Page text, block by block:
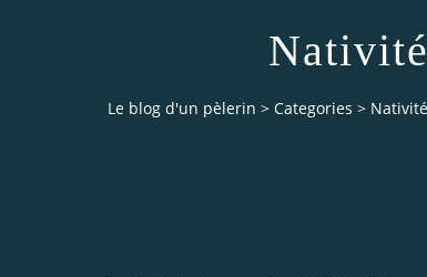
Le blog d'un pèlerin > Categories >